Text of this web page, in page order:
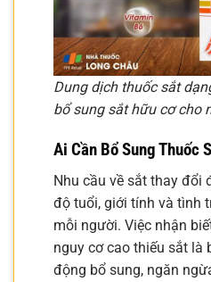
Dung dịch thuốc sắt
bổ sung sắt hữu cơ cho
Ai Cần Bổ Sung Thuốc
Nhu cầu về sắt thay đổi
độ tuổi, giới tính và tình
mỗi người. Việc nhận
nguy cơ cao thiếu sắt là
động bổ sung, ngăn